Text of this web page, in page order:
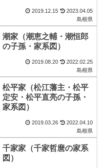
2019.12.15
2023.04.05
島根県
潮家（潮恵之輔・潮恒郎
の子孫・家系図）
2019.08.20
2022.02.25
島根県
松平家（松江藩主・松平
定安・松平直亮の子孫・
家系図）
2019.03.26
2022.04.10
島根県
千家家（千家哲麿の家系
図）